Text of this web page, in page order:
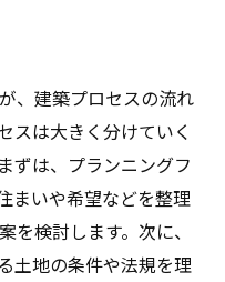
、建築プロセスの流れ
スは大きく分けていく
ずは、プランニングフ
まいや希望などを整理
を検討します。次に、
土地の条件や法規を理